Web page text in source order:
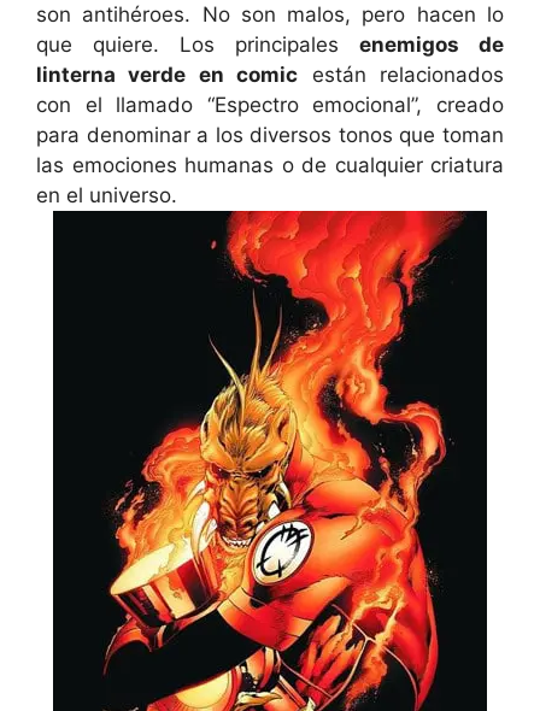
son antihéroes. No son malos, pero hacen lo
que quiere. Los principales enemigos de
linterna verde en comic están relacionados
con el llamado “Espectro emocional”, creado
para denominar a los diversos tonos que toman
las emociones humanas o de cualquier criatura
en el universo.